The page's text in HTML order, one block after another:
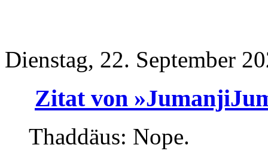
Dienstag, 22. September
Zitat von
Thaddäus: Nope.